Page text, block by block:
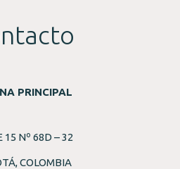
PRINCIPAL
15 Nº 68D – 32
COLOMBIA